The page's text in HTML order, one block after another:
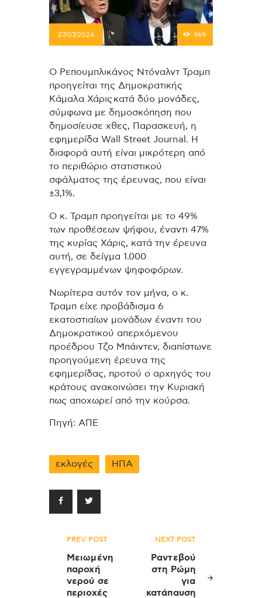
27/07/2024 969
Ο Ρεπουμπλικάνος Ντόναλντ Τραμπ
προηγείται της Δημοκρατικής
Κάμαλα Χάρις κατά δύο μονάδες,
σύμφωνα με δημοσκόπηση που
δημοσίευσε χθες, Παρασκευή, η
εφημερίδα Wall Street Journal. Η
διαφορά αυτή είναι μικρότερη από
το περιθώριο στατιστικού
σφάλματος της έρευνας, που είναι
±3,1%.
Ο κ. Τραμπ προηγείται με το 49%
των προθέσεων ψήφου, έναντι 47%
της κυρίας Χάρις, κατά την έρευνα
αυτή, σε δείγμα 1.000
εγγεγραμμένων ψηφοφόρων.
Νωρίτερα αυτόν τον μήνα, ο κ.
Τραμπ είχε προβάδισμα 6
εκατοστιαίων μονάδων έναντι του
Δημοκρατικού απερχόμενου
προέδρου Τζο Μπάιντεν, διαπίστωνε
προηγούμενη έρευνα της
εφημερίδας, προτού ο αρχηγός του
κράτους ανακοινώσει την Κυριακή
πως αποχωρεί από την κούρσα.
Πηγή: ΑΠΕ
εκλογές ΗΠΑ
Πλοήγηση
άρθρων
PREV POST
Μειωμένη
παροχή
νερού σε
περιοχές
NEXT POST
Ραντεβού
στη Ρώμη
για
κατάπαυση